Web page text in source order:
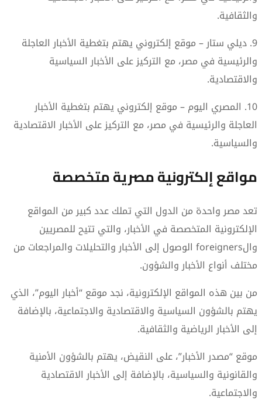
والثقافية.
9. ديلي ستار – موقع إلكتروني يهتم بتغطية الأخبار العاجلة
والرئيسية في مصر، مع التركيز على الأخبار السياسية
والاقتصادية.
10. المصري اليوم – موقع إلكتروني يهتم بتغطية الأخبار
العاجلة والرئيسية في مصر، مع التركيز على الأخبار الاقتصادية
والسياسية.
مواقع إلكترونية مصرية متخصصة
تعد مصر واحدة من الدول التي تملك عدد كبير من المواقع
الإلكترونية المتخصصة في الأخبار، والتي تتيح للمصريين
والforeigners الوصول إلى الأخبار والتحليلات والمراجعات من
مختلف أنواع الأخبار والشؤون.
من بين هذه المواقع الإلكترونية، نجد موقع “أخبار اليوم”، الذي
يهتم بالشؤون السياسية والاقتصادية والاجتماعية، بالإضافة
إلى الأخبار الرياضية والثقافية.
موقع “مصدر الأخبار”، على النقيض، يهتم بالشؤون الأمنية
والقانونية والسياسية، بالإضافة إلى الأخبار الاقتصادية
والاجتماعية.